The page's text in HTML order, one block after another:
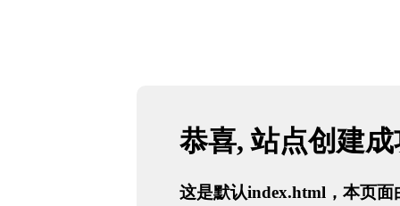
恭喜, 站点创建
这是默认index.html，本页面